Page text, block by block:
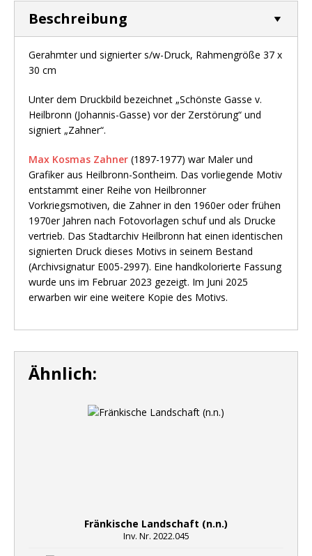
Beschreibung
Gerahmter und signierter s/w-Druck, Rahmengröße 37 x
30 cm
Unter dem Druckbild bezeichnet „Schönste Gasse v.
Heilbronn (Johannis-Gasse) vor der Zerstörung“ und
signiert „Zahner“.
Max Kosmas Zahner (1897-1977) war Maler und
Grafiker aus Heilbronn-Sontheim. Das vorliegende Motiv
entstammt einer Reihe von Heilbronner
Vorkriegsmotiven, die Zahner in den 1960er oder frühen
1970er Jahren nach Fotovorlagen schuf und als Drucke
vertrieb. Das Stadtarchiv Heilbronn hat einen identischen
signierten Druck dieses Motivs in seinem Bestand
(Archivsignatur E005-2997). Eine handkolorierte Fassung
wurde uns im Februar 2023 gezeigt. Im Juni 2025
erwarben wir eine weitere Kopie des Motivs.
Ähnlich:
Fränkische Landschaft (n.n.)
Inv. Nr. 2022.045